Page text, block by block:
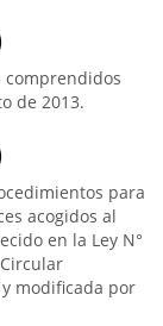
comprendidos
de 2013.
para
acogidos al
en la Ley N°
modificada por